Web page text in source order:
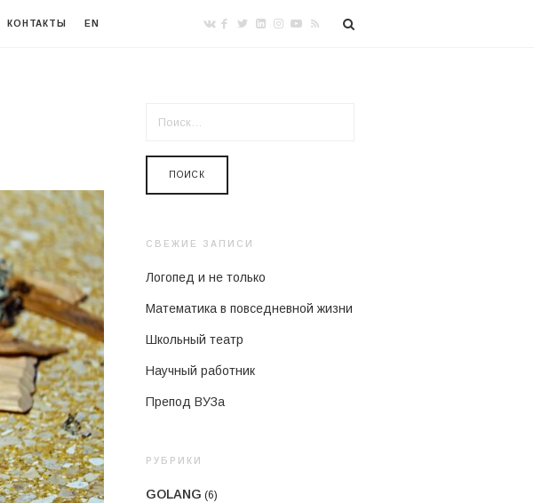
КОНТАКТЫ EN
СВЕЖИЕ ЗАПИСИ
Логопед и не только
Математика в повседневной жизни
Школьный театр
Научный работник
Препод ВУЗа
РУБРИКИ
GOLANG (6)